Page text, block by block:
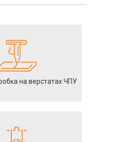
на верстатах ЧПУ